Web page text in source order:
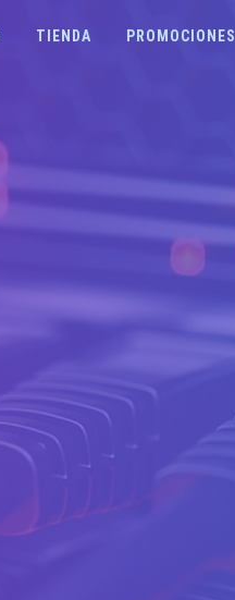
TIENDA PROMOCIONES